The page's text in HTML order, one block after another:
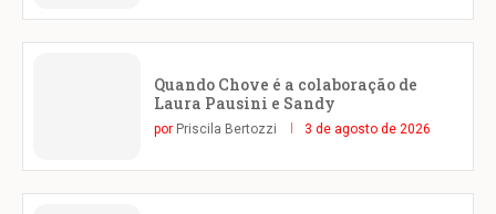
Quando Chove é a colaboração de
Laura Pausini e Sandy
por Priscila Bertozzi 3 de agosto de 2026